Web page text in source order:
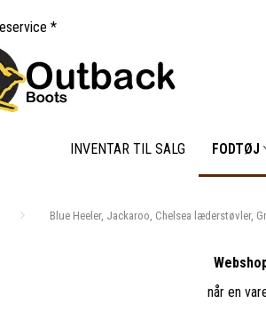
INVENTAR TIL SALG FODTØJ
Blue Heeler, Jackaroo, Chelsea læderstøvler,
når en